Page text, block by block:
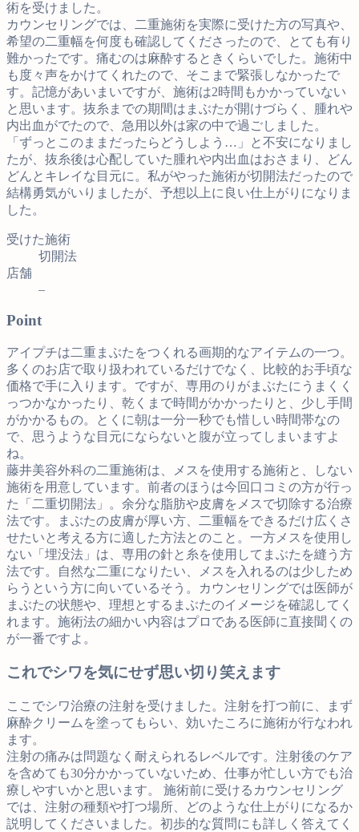
術を受けました。
カウンセリングでは、二重施術を実際に受けた方の写真や、
希望の二重幅を何度も確認してくださったので、とても有り
難かったです。痛むのは麻酔するときくらいでした。施術中
も度々声をかけてくれたので、そこまで緊張しなかったで
す。記憶があいまいですが、施術は2時間もかかっていない
と思います。抜糸までの期間はまぶたが開けづらく、腫れや
内出血がでたので、急用以外は家の中で過ごしました。
「ずっとこのままだったらどうしよう…」と不安になりまし
たが、抜糸後は心配していた腫れや内出血はおさまり、どん
どんとキレイな目元に。私がやった施術が切開法だったので
結構勇気がいりましたが、予想以上に良い仕上がりになりま
した。
受けた施術
切開法
店舗
–
Point
アイプチは二重まぶたをつくれる画期的なアイテムの一つ。
多くのお店で取り扱われているだけでなく、比較的お手頃な
価格で手に入ります。ですが、専用のりがまぶたにうまくく
っつかなかったり、乾くまで時間がかかったりと、少し手間
がかかるもの。とくに朝は一分一秒でも惜しい時間帯なの
で、思うような目元にならないと腹が立ってしまいますよ
ね。
藤井美容外科の二重施術は、メスを使用する施術と、しない
施術を用意しています。前者のほうは今回口コミの方が行っ
た「二重切開法」。余分な脂肪や皮膚をメスで切除する治療
法です。まぶたの皮膚が厚い方、二重幅をできるだけ広くさ
せたいと考える方に適した方法とのこと。一方メスを使用し
ない「埋没法」は、専用の針と糸を使用してまぶたを縫う方
法です。自然な二重になりたい、メスを入れるのは少しため
らうという方に向いているそう。カウンセリングでは医師が
まぶたの状態や、理想とするまぶたのイメージを確認してく
れます。施術法の細かい内容はプロである医師に直接聞くの
が一番ですよ。
これでシワを気にせず思い切り笑えます
ここでシワ治療の注射を受けました。注射を打つ前に、まず
麻酔クリームを塗ってもらい、効いたころに施術が行なわれ
ます。
注射の痛みは問題なく耐えられるレベルです。注射後のケア
を含めても30分かかっていないため、仕事が忙しい方でも治
療しやすいかと思います。 施術前に受けるカウンセリング
では、注射の種類や打つ場所、どのような仕上がりになるか
説明してくださいました。初歩的な質問にも詳しく答えてく